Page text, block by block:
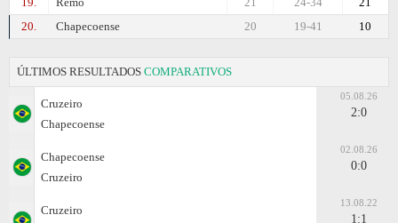
20.
Chapecoense 10
19-41
20
ÚLTIMOS RESULTADOS COMPARATIVOS
Cruzeiro
Chapecoense
05.08.26
2:0
Chapecoense
Cruzeiro
02.08.26
0:0
Cruzeiro
13.08.22
1:1